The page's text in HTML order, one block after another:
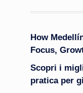
How
Focus,
Scopri i
pratica per